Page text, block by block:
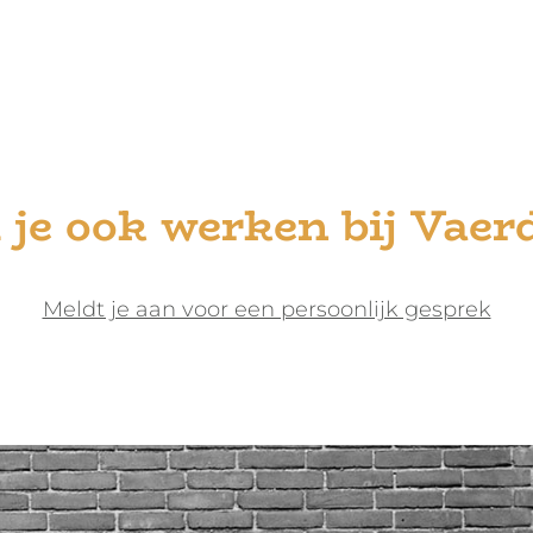
ook werken bij
Meldt je aan voor een persoonlijk gesprek